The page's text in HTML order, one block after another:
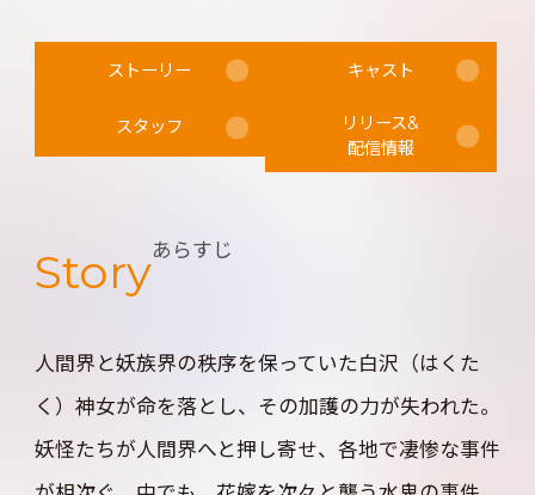
ストーリー キャスト
スタッフ
リリース&
配信情報
Storyあらすじ
人間界と妖族界の秩序を保っていた白沢（はくた
く）神女が命を落とし、その加護の力が失われた。
妖怪たちが人間界へと押し寄せ、各地で凄惨な事件